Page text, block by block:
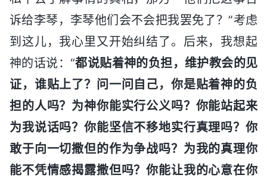
诉给李琴，李琴他们会不会把我罢免了？”考虑
到这儿，我心里又开始纠结了。后来，我想起
神的话说：“都说贴着神的负担，维护教会的见
证，谁贴上了？问一问自己，你是贴着神的负
担的人吗？为神你能实行公义吗？你能站起来
为我说话吗？你能坚信不移地实行真理吗？你
敢于向一切撒但的作为争战吗？为我的真理你
能不凭情感揭露撒但吗？你能让我的心意在你